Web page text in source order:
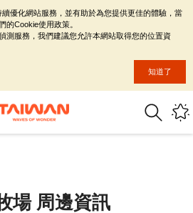
場 周邊資訊
優化網站服務，並有助於為您提供更佳的體驗，當
的Cookie使用政策。
測服務，我們建議您允許本網站取得您的位置資
知道了